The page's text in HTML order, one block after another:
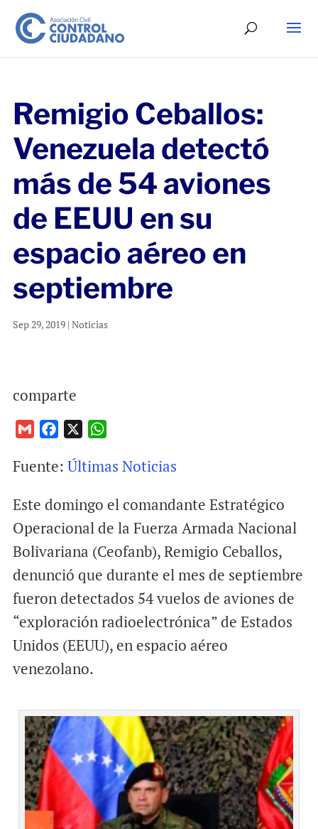
Remigio Ceballos:
Venezuela detectó
más de 54 aviones
de EEUU en su
espacio aéreo en
septiembre
Sep 29, 2019| Noticias
comparte
a
l
c
b
o
k
a
s
p
Fuente: Últimas Noticias
Este domingo el comandante Estratégico
Operacional de la Fuerza Armada Nacional
Bolivariana (Ceofanb), Remigio Ceballos,
denunció que durante el mes de septiembre
fueron detectados 54 vuelos de aviones de
“exploración radioelectrónica” de Estados
Unidos (EEUU), en espacio aéreo
venezolano.